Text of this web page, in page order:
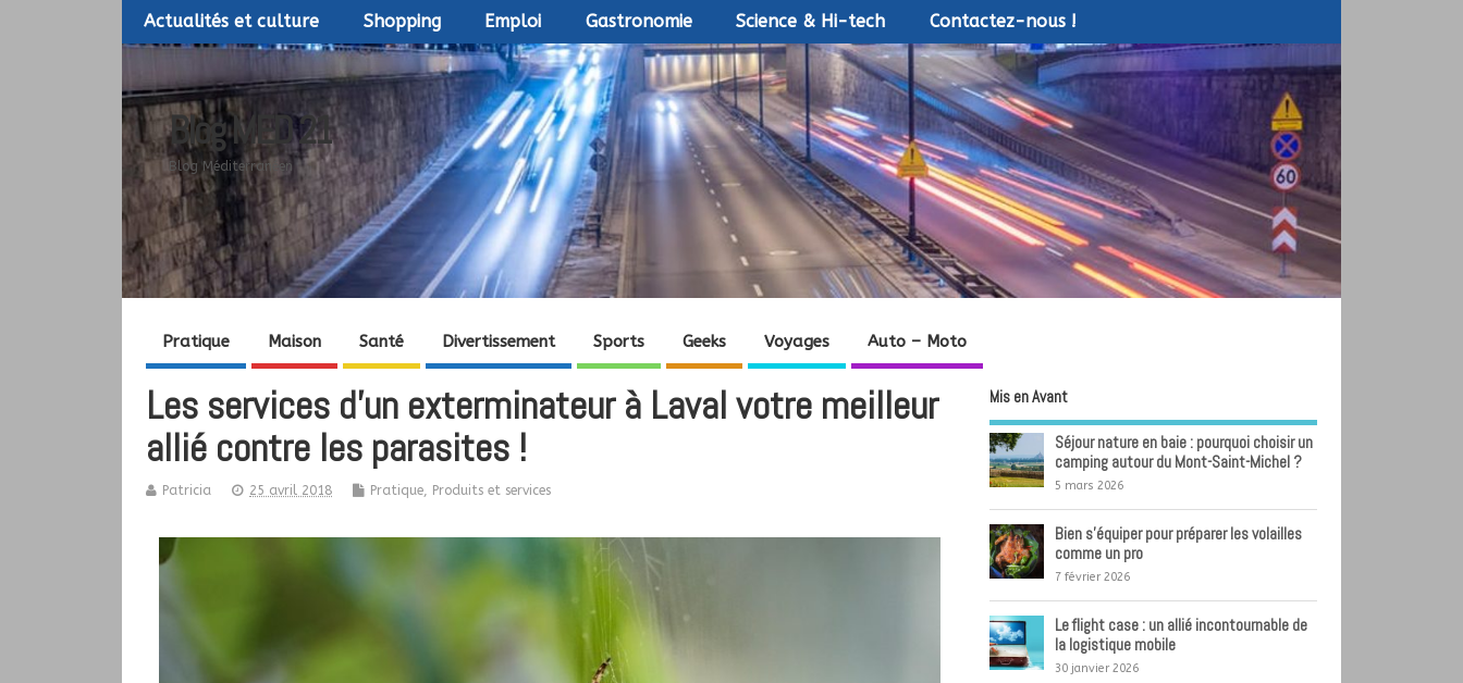
Actualités et culture Shopping Emploi Gastronomie Science & Hi-tech Contactez-nous !
Blog MED 21
Blog Méditerranéen
Pratique Maison Santé Divertissement Sports Geeks Voyages Auto – Moto
Les services d’un exterminateur à Laval votre meilleur
allié contre les parasites !
Patricia 25 avril 2018 Pratique Produits et services
Mis en Avant
Séjour nature en baie : pourquoi choisir un
camping autour du Mont-Saint-Michel ?
5 mars 2026
Bien s’équiper pour préparer les volailles
comme un pro
7 février 2026
Le flight case : un allié incontournable de
la logistique mobile
30 janvier 2026